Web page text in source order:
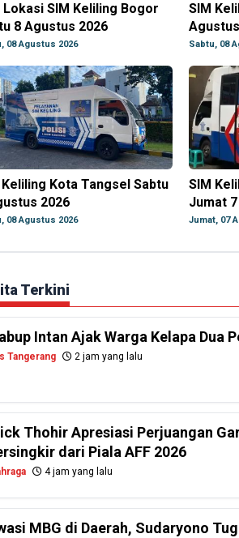
Lokasi SIM Keliling Bogor
8 Agustus 2026
08 Agustus 2026
SIM
Sabtu, 08
Keliling Kota Tangsel Sabtu
2026
08 Agustus 2026
SIM
Jumat
Jumat, 07
Terkini
Intan Ajak Warga Kelapa Dua
Tangerang 2 jam yang lalu
Thohir Apresiasi Perjuangan
dari Piala AFF 2026
4 jam yang lalu
MBG di Daerah, Sudaryono